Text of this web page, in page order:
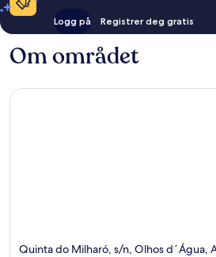
Logg på Registrer deg gratis
Om området
Quinta do Milharó, s/n, Olhos d´Água,